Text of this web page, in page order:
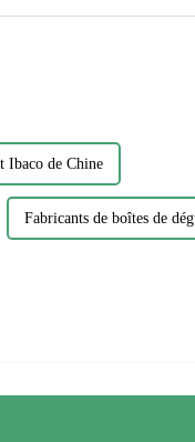
Ibaco de Chine
Fabricants de boîtes de